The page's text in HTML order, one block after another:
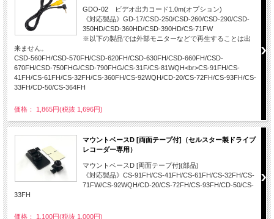
GDO-02 ビデオ出力コード1.0m(オプション)
《対応製品》GD-17/CSD-250/CSD-260/CSD-290/CSD-
350HD/CSD-360HD/CSD-390HD/CS-71FW
※以下の製品では外部モニターなどで再生することは出
来ません。
CSD-560FH/CSD-570FH/CSD-620FH/CSD-630FH/CSD-660FH/CSD-
670FH/CSD-750FHG/CSD-790FHG/CS-31F/CS-81WQH<br>CS-91FH/CS-
41FH/CS-61FH/CS-32FH/CS-360FH/CS-92WQH/CD-20/CS-72FH/CS-93FH/CS-
33FH/CD-50/CS-364FH
価格： 1,865円(税抜 1,696円)
マウントベースD [両面テープ付]（セルスター製ドライブ
レコーダー専用）
マウントベースD [両面テープ付](部品)
《対応製品》CS-91FH/CS-41FH/CS-61FH/CS-32FH/CS-
71FW/CS-92WQH/CD-20/CS-72FH/CS-93FH/CD-50/CS-
33FH
価格： 1,100円(税抜 1,000円)